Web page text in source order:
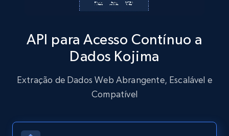
IsListingClaimedByCurrentSignedInUser,
1.3K+ Comece grátis
type and status
API para Acesso Contínuo a
Dados Kojima
Extração de Dados Web Abrangente, Escalável e
Compatível